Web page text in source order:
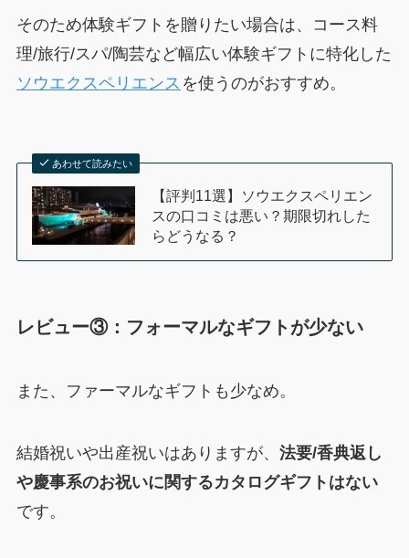
そのため体験ギフトを贈りたい場合は、コース料
理/旅行/スパ/陶芸など幅広い体験ギフトに特化した
ソウエクスペリエンス を使うのがおすすめ。
あわせて読みたい
【評判11選】ソウエクスペリエン
スの口コミは悪い？期限切れした
らどうなる？
レビュー③：フォーマルなギフトが少ない
また、ファーマルなギフトも少なめ。
結婚祝いや出産祝いはありますが、 法要/香典返し
や慶事系のお祝いに関するカタログギフトはない
です。